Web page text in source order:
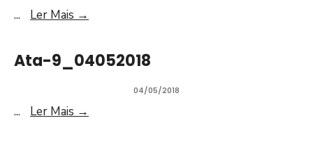
... Ler Mais →
Ata-9_04052018
04/05/2018
... Ler Mais →